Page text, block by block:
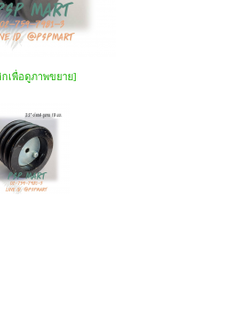
เพื่อดูภาพขยาย]